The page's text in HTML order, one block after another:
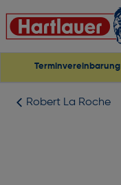
Terminvereinbarung
Robert La Roche